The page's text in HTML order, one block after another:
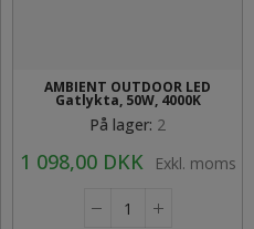
AMBIENT OUTDOOR LED
Gatlykta, 50W, 4000K
På lager: 2
1 098,00 DKK Exkl. moms